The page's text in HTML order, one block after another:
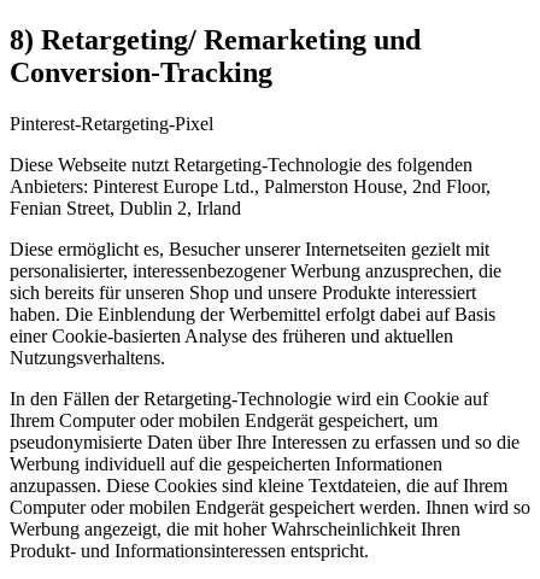
8) Retargeting/ Remarketing und
Conversion-Tracking
Pinterest-Retargeting-Pixel
Diese Webseite nutzt Retargeting-Technologie des folgenden
Anbieters: Pinterest Europe Ltd., Palmerston House, 2nd Floor,
Fenian Street, Dublin 2, Irland
Diese ermöglicht es, Besucher unserer Internetseiten gezielt mit
personalisierter, interessenbezogener Werbung anzusprechen, die
sich bereits für unseren Shop und unsere Produkte interessiert
haben. Die Einblendung der Werbemittel erfolgt dabei auf Basis
einer Cookie-basierten Analyse des früheren und aktuellen
Nutzungsverhaltens.
In den Fällen der Retargeting-Technologie wird ein Cookie auf
Ihrem Computer oder mobilen Endgerät gespeichert, um
pseudonymisierte Daten über Ihre Interessen zu erfassen und so die
Werbung individuell auf die gespeicherten Informationen
anzupassen. Diese Cookies sind kleine Textdateien, die auf Ihrem
Computer oder mobilen Endgerät gespeichert werden. Ihnen wird so
Werbung angezeigt, die mit hoher Wahrscheinlichkeit Ihren
Produkt- und Informationsinteressen entspricht.